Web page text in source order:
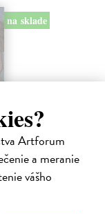
Artforum
a meranie
vášho
na sklade
Vinci
rokov
večere,